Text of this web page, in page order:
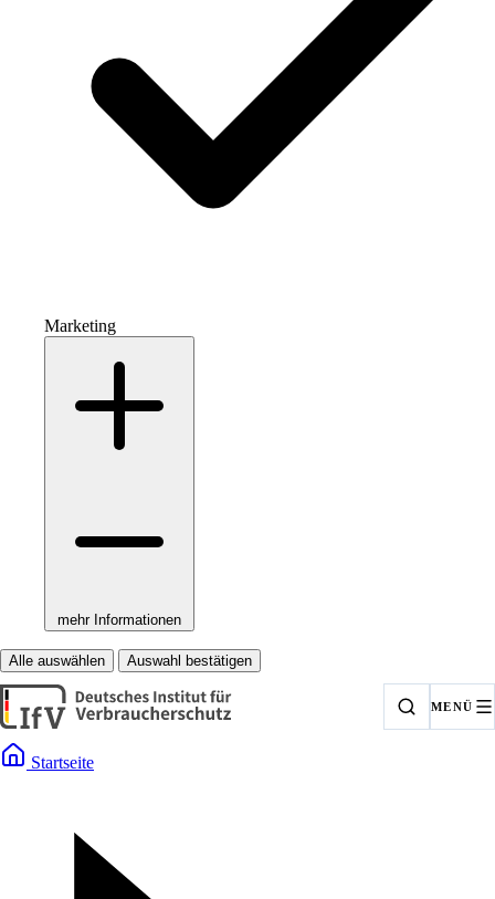
Marketing
mehr Informationen
Alle auswählen Auswahl bestätigen
MENÜ
Startseite